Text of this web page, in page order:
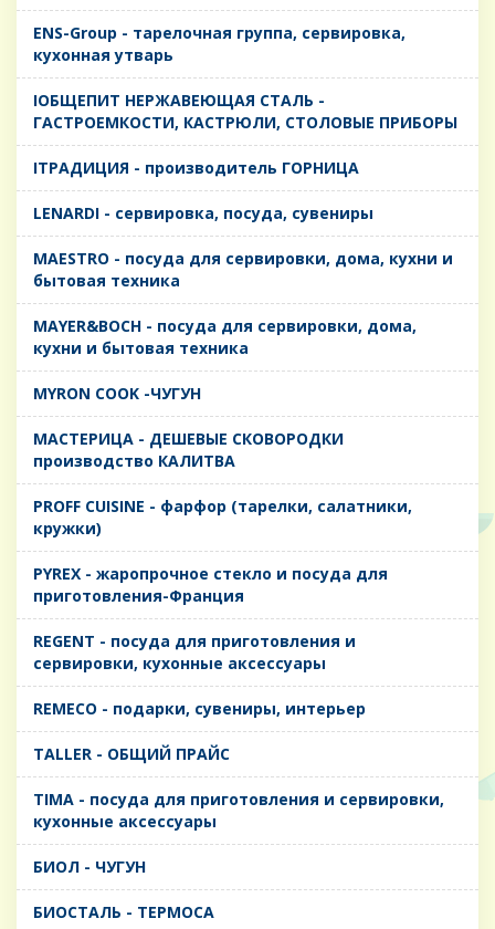
ENS-Group - тарелочная группа, сервировка,
кухонная утварь
IОБЩЕПИТ НЕРЖАВЕЮЩАЯ СТАЛЬ -
ГАСТРОЕМКОСТИ, КАСТРЮЛИ, СТОЛОВЫЕ ПРИБОРЫ
IТРАДИЦИЯ - производитель ГОРНИЦА
LENARDI - сервировка, посуда, сувениры
MAESTRO - посуда для сервировки, дома, кухни и
бытовая техника
MAYER&BOCH - посуда для сервировки, дома,
кухни и бытовая техника
MYRON COOK -ЧУГУН
MАСТЕРИЦА - ДЕШЕВЫЕ СКОВОРОДКИ
производство КАЛИТВА
PROFF CUISINE - фарфор (тарелки, салатники,
кружки)
PYREX - жаропрочное стекло и посуда для
приготовления-Франция
REGENT - посуда для приготовления и
сервировки, кухонные аксессуары
REMECO - подарки, сувениры, интерьер
TALLER - ОБЩИЙ ПРАЙС
TIMA - посуда для приготовления и сервировки,
кухонные аксессуары
БИОЛ - ЧУГУН
БИОСТАЛЬ - ТЕРМОСА